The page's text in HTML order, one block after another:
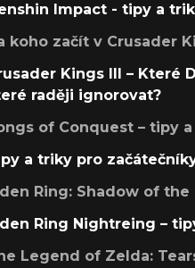
Impact - tipy a
koho začít v Crusader
Kings III – Které
raději ignorovat?
of Conquest – tipy
a triky pro
Ring: Shadow of
Ring Nightreing –
Legend of Zelda: